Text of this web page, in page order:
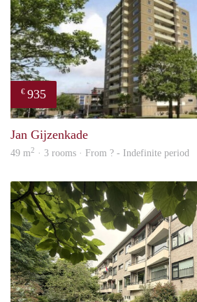
€ 935
Jan Gijzenkade
49 m2 · 3 rooms · From ? - Indefinite period